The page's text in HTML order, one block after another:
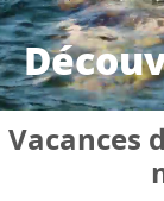
Vacances